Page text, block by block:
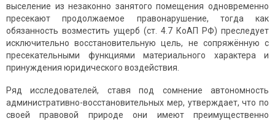
выселение из незаконно занятого помещения одновременно
пресекают продолжаемое правонарушение, тогда как
обязанность возместить ущерб (ст. 4.7 КоАП РФ) преследует
исключительно восстановительную цель, не сопряжённую с
пресекательными функциями материального характера и
принуждения юридического воздействия.
Ряд исследователей, ставя под сомнение автономность
административно-восстановительных мер, утверждает, что по
своей правовой природе они имеют преимущественно